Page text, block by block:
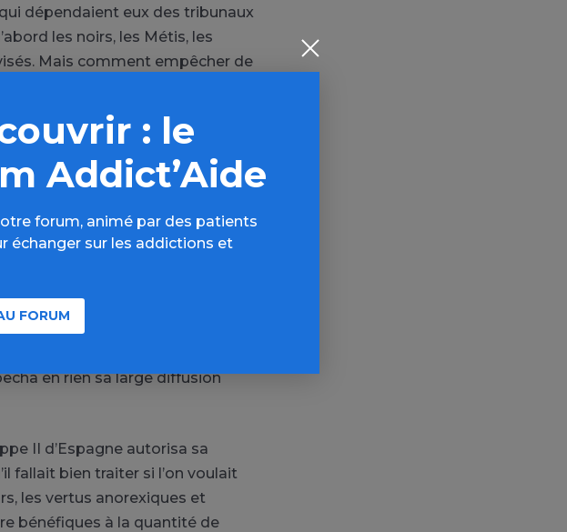
dépendaient eux des tribunaux
les noirs, les Métis, les
Mais comment empêcher de
reculés, et inscrit à jamais
donc de l’hérésie, que s’appuya
peyotl ou autres herbes
de l’acide lysergique, la
ou encore le tabac, mais aussi
consommée alors soit en
de feuilles de tabac. La
en rien sa large diffusion
II d’Espagne autorisa sa
fallait bien traiter si l’on voulait
les vertus anorexiques et
bénéfiques à la quantité de
: le
Addict’Aide
forum, animé par des patients
échanger sur les addictions et
FORUM